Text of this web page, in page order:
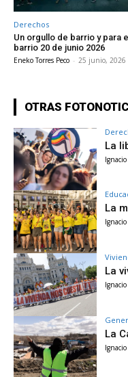
Derechos
Un orgullo de barrio y para
barrio 20 de junio 2026
Eneko Torres Peco - 25 junio, 2026
OTRAS
La
La
La
La